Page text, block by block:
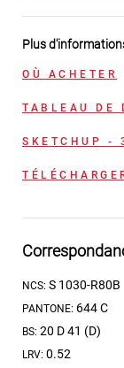
Plus
OÙ ACHETER
TABLEAU DE
SKETCHUP -
NCS: S 1030-R80B
PANTONE: 644 C
BS: 20 D 41 (D)
LRV: 0.52